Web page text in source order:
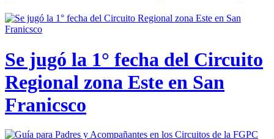
Se jugó la 1° fecha del Circuito
Regional zona Este en San
Franicsco